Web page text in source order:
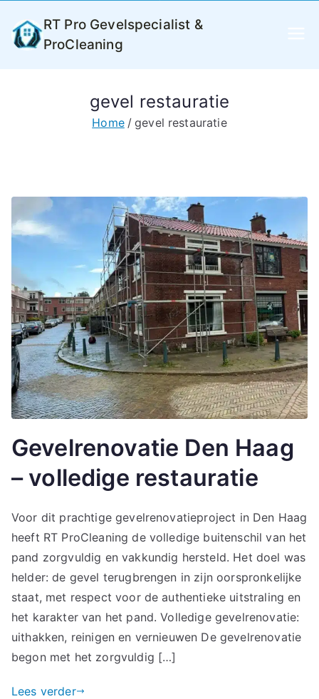
naar
RT Pro Gevelspecialist &
ProCleaning
gevel restauratie
Home gevel restauratie
Gevelrenovatie Den Haag
– volledige restauratie
Voor dit prachtige gevelrenovatieproject in Den Haag
heeft RT ProCleaning de volledige buitenschil van het
pand zorgvuldig en vakkundig hersteld. Het doel was
helder: de gevel terugbrengen in zijn oorspronkelijke
staat, met respect voor de authentieke uitstraling en
het karakter van het pand. Volledige gevelrenovatie:
uithakken, reinigen en vernieuwen De gevelrenovatie
begon met het zorgvuldig […]
Lees verder